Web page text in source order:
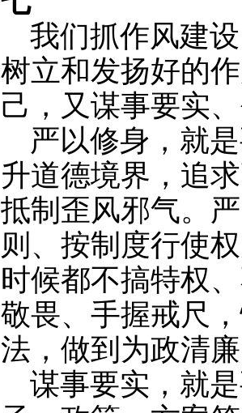
我们抓作风建
树立和发扬好的
己，又谋事要实
严以修身，就
升道德境界，追
抵制歪风邪气。
则、按制度行使
时候都不搞特权
敬畏、手握戒尺
法，做到为政清
谋事要实，就